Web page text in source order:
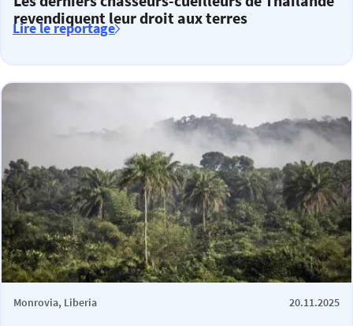
revendiquent leur droit aux terres
Lire le reportage
Monrovia, Liberia 20.11.2025